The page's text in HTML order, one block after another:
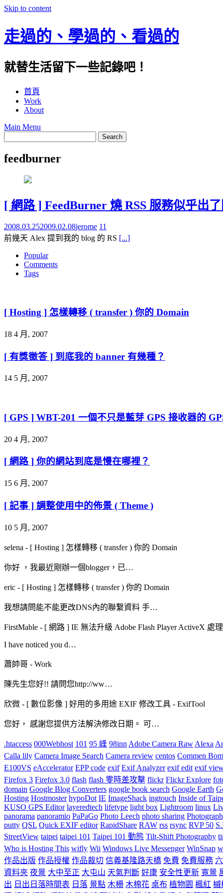
Skip to content
走過的、學過的、看過的
就替生活留下一些記錄吧！
首頁
Work
About
Main Menu
feedburner
[ 網路 ] FeedBurner 燒 RSS 服務似乎出
2008.03.252009.02.08jerome 11
前幾天 Alex 提到我的 blog 的 RS [...]
Popular
Comments
Tags
[ Hosting ] 怎樣轉移 ( transfer ) 你的 Domain
18 4 月, 2007
[ 有獎徵答 ] 到底我的 banner 有幾種？
14 5 月, 2007
[ GPS ] WBT-201 一個不只是藍芽 GPS 接收器的
20 4 月, 2007
[ 網路 ] 你的網站到底是慢在哪裡？
15 6 月, 2007
[ 記事 ] 調整使用中的佈景 ( Theme )
10 5 月, 2007
selena - [ Hosting ] 怎樣轉移 ( transfer ) 你的 Domain
你好 ，我最近剛辦一個blogger，已…
eric - [ Hosting ] 怎樣轉移 ( transfer ) 你的 Domain
我想請問能不能更改DNS內的聯繫資料 手…
FirstMable - [ 網路 ] IE 無法升級 Adobe Flash Player ActiveX 處
I have noticed you d…
蕭帥哥 - Work
陳先生您好!! 請問您http://ww…
欣微 - [ 數位影像 ] 好用的多用途 EXIF 修改工具 - ExifTool
您好， 感謝您提供方法解決修改日期。 可…
.htaccess 000Webhost 101 95 峰 98inn Adobe Camera Raw Alexa
Calla lily Camera Image Search Camera review centos Commen
E100VS eAccelerator EPP code exif Exif Analyzer exif edit exif
Firefox 3 Firefox 3.0 flash flash 零時差攻擊 flickr Flickr Explore
domain Google Blog Converters google book search Google Earth
Hosting Hostmoster hypoDot IE ImageShack ingtouch Inside of
KUSO GPS Editor layeredtech lifetype light box Lightroom linux
panorama panoramio PaPaGo Photo Leech photo sharing
putty QSL Quick EXIF editor RapidShare RAW rss rsync RVP 50
StreetView taipei taipei 101 Taipei 101 動態 Tilt-Shift Photography
Who is Hosting This wifly Wii Windows Live Messenger WinSnap
作品出版 作品授權 作品裁切 信義基隆路天橋 免費 免費服務
資料夾 夜景 大中至正 大屯山 天氣判斷 好康 安全性更新 寬景
出 日出日落時間表 日落 景點 木柵 木棉花 桌布 植物園 楓紅 槭